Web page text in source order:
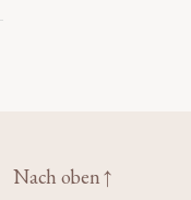
Nach oben↑